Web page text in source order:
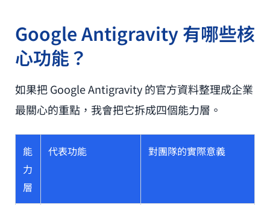
Google Antigravity 有哪些核
心功能？
如果把 Google Antigravity 的官方資料整理成企業
最關心的重點，我會把它拆成四個能力層。
能
力
層
代表功能 對團隊的實際意義